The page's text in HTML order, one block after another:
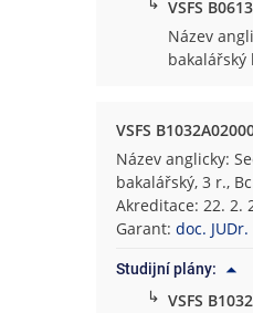
VSFS
Název
VSFS
Název anglicky:
bakalářský, 3 r.,
Akreditace: 22. 2.
Garant:doc.
Studijní plány:
↳ VSFS